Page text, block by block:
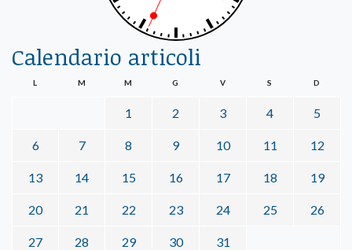
Calendario articoli
L M M G V S D
1 2 3 4 5
6 7 8 9 10 11 12
13 14 15 16 17 18 19
20 21 22 23 24 25 26
27 28 29 30 31